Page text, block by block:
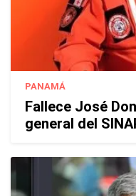
PANAMÁ
Fallece José
general del